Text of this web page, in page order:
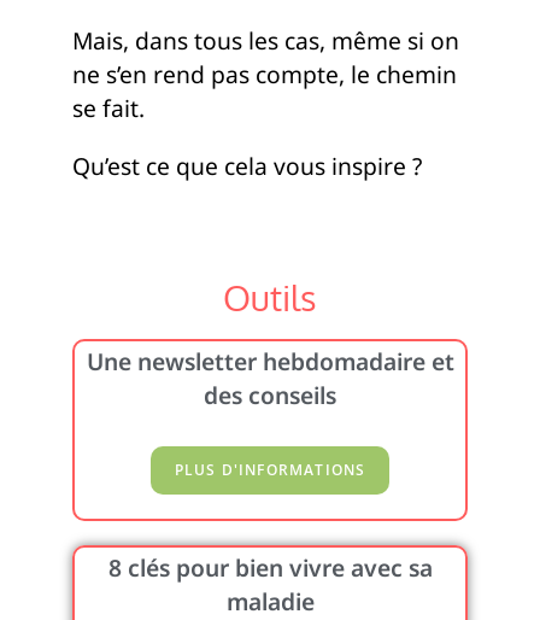
Mais, dans tous les cas, même si on
ne s’en rend pas compte, le chemin
se fait.
Qu’est ce que cela vous inspire ?
Outils
Une newsletter hebdomadaire et
des conseils
8 clés pour bien vivre avec sa
maladie